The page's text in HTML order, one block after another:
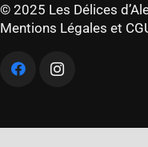
© 2025 Les Délices
Mentions Légales et